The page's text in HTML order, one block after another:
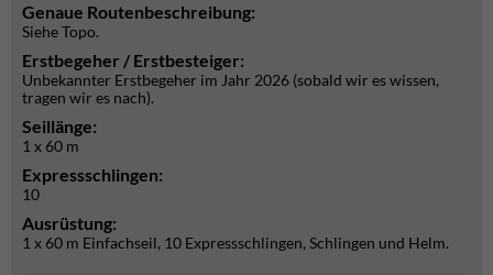
Genaue Routenbeschreibung:
Siehe Topo.
Erstbegeher / Erstbesteiger:
Unbekannter Erstbegeher im Jahr 2026 (sobald wir es wissen,
tragen wir es nach).
Seillänge:
1 x 60 m
Expressschlingen:
10
Ausrüstung:
1 x 60 m Einfachseil, 10 Expressschlingen, Schlingen und Helm.